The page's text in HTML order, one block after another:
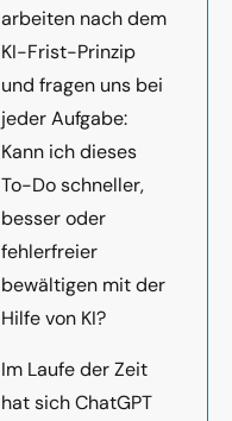
arbeiten nach dem
KI-Frist-Prinzip
und fragen uns bei
jeder Aufgabe:
Kann ich dieses
To-Do schneller,
besser oder
fehlerfreier
bewältigen mit der
Hilfe von KI?
Im Laufe der Zeit
hat sich ChatGPT